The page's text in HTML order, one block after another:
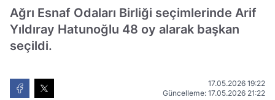
Ağrı Esnaf Odaları Birliği seçimlerinde Arif
Yıldıray Hatunoğlu 48 oy alarak başkan
seçildi.
17.05.2026 19:22
Güncelleme: 17.05.2026 21:22